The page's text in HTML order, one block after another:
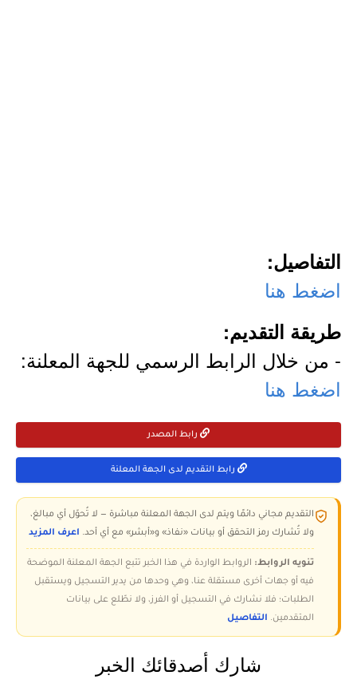
التفاصيل:
اضغط هنا
طريقة التقديم:
- من خلال الرابط الرسمي للجهة المعلنة:
اضغط هنا
رابط المصدر
رابط التقديم لدى الجهة المعلنة
التقديم مجاني دائمًا ويتم لدى الجهة المعلنة مباشرة — لا تُحوّل أي مبالغ،
ولا تُشارك رمز التحقق أو بيانات «نفاذ» و«أبشر» مع أي أحد. اعرف المزيد
تنويه الروابط: الروابط الواردة في هذا الخبر تتبع الجهة المعلنة الموضحة
فيه أو جهات أخرى مستقلة عنا، وهي وحدها من يدير التسجيل ويستقبل
الطلبات؛ فلا نشارك في التسجيل أو الفرز، ولا نطّلع على بيانات
المتقدمين. التفاصيل
شارك أصدقائك الخبر